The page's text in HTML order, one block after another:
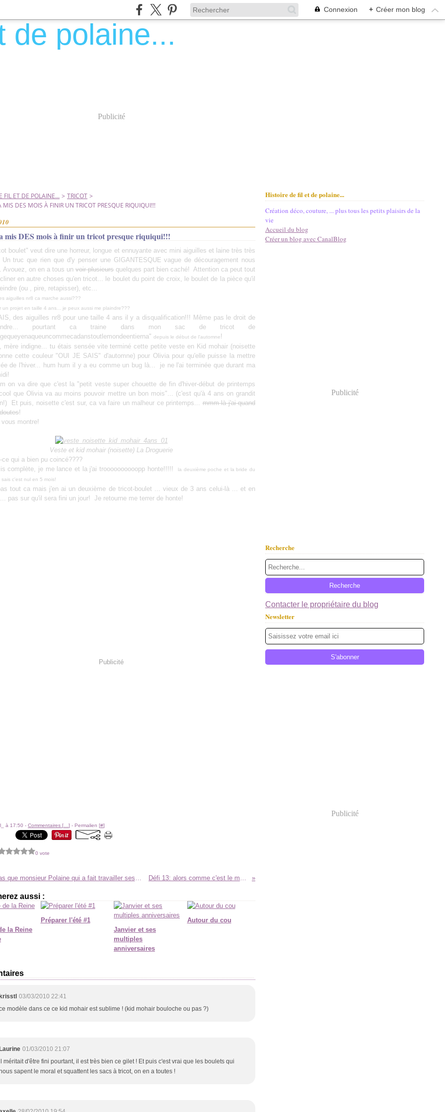
Connexion + Créer mon blog
Publicité
FIL ET DE POLAINE... > TRICOT >
MIS DES MOIS À FINIR UN TRICOT PRESQUE RIQUIQUI!!!
mis DES mois à finir un tricot presque riquiqui!!!
boulet" veut dire une horreur, longue et ennuyante avec mini aiguilles et laine très très
truc que rien que d'y penser une GIGANTESQUE vague de découragement nous
Avouez, on en a tous un voir plusieurs quelques part bien caché! Attention ca peut tout
en autre choses qu'en tricot... le boulet du point de croix, le boulet de la pièce qu'il
(ou , pire, retapisser), etc...
aiguilles nr8 ca marche aussi???
un projet en taille 4 ans... je peux aussi me plaindre???
des aiguilles nr8 pour une taille 4 ans il y a disqualification!!! Même pas le droit de
pourtant ca traine dans mon sac de tricot de
depuis le début de l'automne!
mère indigne... tu étais sensée vite terminé cette petite veste en Kid mohair (noisette
cette couleur "OUI JE SAIS" d'automne) pour Olivia pour qu'elle puisse la mettre
de l'hiver... hum hum il y a eu comme un bug là... je ne l'ai terminée que durant ma
on va dire que c'est la "petit veste super chouette de fin d'hiver-début de printemps
que Olivia va au moins pouvoir mettre un bon mois"... (c'est qu'à 4 ans on grandit
Et puis, noisette c'est sur, ca va faire un malheur ce printemps... mmm là j'ai quand
!
montre!
Veste et kid mohair (noisette) La Droguerie
ce qui a bien pu coincé????
complète, je me lance et la j'ai troooooooooopp honte!!!!!
la deuxième poche et la bride du
c'est nul en 5 mois!
tout ca mais j'en ai un deuxième de tricot-boulet ... vieux de 3 ans celui-là ... et en
pas sur qu'il sera fini un jour! Je retourne me terrer de honte!
Publicité
à 17:50 - Commentaires [ ] - Permalien [#]
0 vote
Il n'y a pas que monsieur Polaine qui a fait travailler ses mains ce week-end! Défi 13: alors comme c'est le mois du blanc...
aussi :
la Reine
Préparer l'été #1
Janvier et ses
multiples
anniversaires
Autour du cou
03/03/2010 22:41
modèle dans ce ce kid mohair est sublime ! (kid mohair bouloche ou pas ?)
01/03/2010 21:07
méritait d'être fini pourtant, il est très bien ce gilet ! Et puis c'est vrai que les boulets qui
sapent le moral et squattent les sacs à tricot, on en a toutes !
Histoire de fil et de polaine...
Création déco, couture, ... plus tous les petits plaisirs de la
vie
Accueil du blog
Créer un blog avec CanalBlog
Publicité
Recherche
Contacter le propriétaire du blog
Newsletter
Publicité